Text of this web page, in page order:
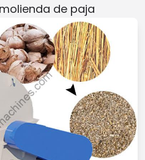
de paja